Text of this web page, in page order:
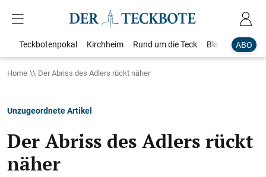
ABO
Teckbotenpokal Kirchheim Rund um die Teck Blaulicht
Home Der Abriss des Adlers rückt näher
Unzugeordnete Artikel
Der Abriss des Adlers rückt
näher